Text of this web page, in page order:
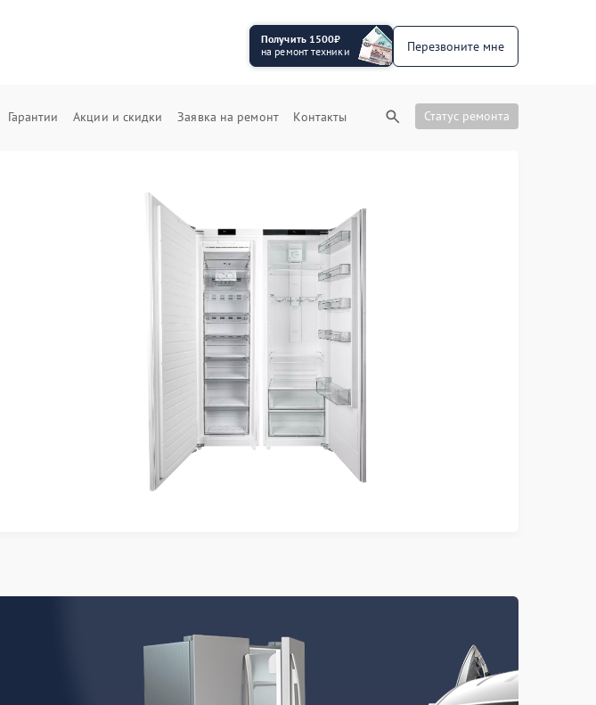
Получить 1500₽
на ремонт техники
Перезвоните мне
Гарантии Акции и скидки Заявка на ремонт Контакты Статус ремонта